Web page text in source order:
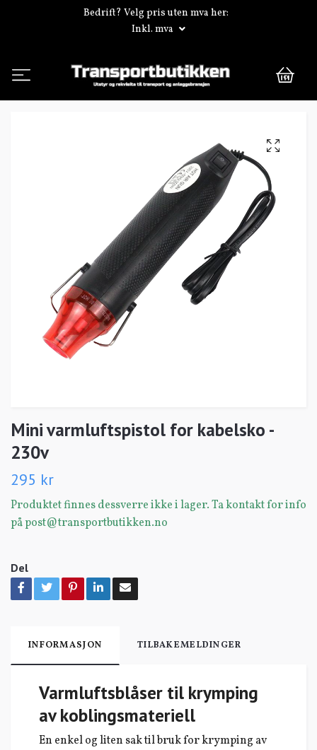
Bedrift? Velg pris uten mva her:
Inkl. mva
0
Mini varmluftspistol for kabelsko -
230v
295 kr
Produktet finnes dessverre ikke i lager. Ta kontakt for info
påpost@transportbutikken.no
Del
INFORMASJON TILBAKEMELDINGER
Varmluftsblåser til krymping
av koblingsmateriell
En enkel og liten sak til bruk for krymping av